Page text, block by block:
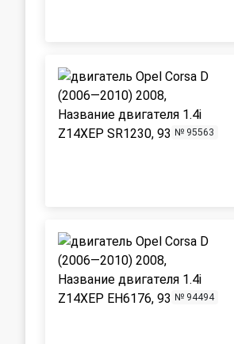
№ 95563
№ 94494